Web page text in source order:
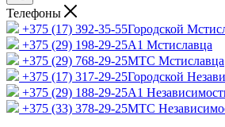
Телефоны
+375 (17) 392-35-55Городской
+375 (29) 198-29-25A1 Мстиславца
+375 (29) 768-29-25МТС Мстиславца
+375 (17) 317-29-25Городской
+375 (29) 188-29-25A1
+375 (33) 378-29-25МТС